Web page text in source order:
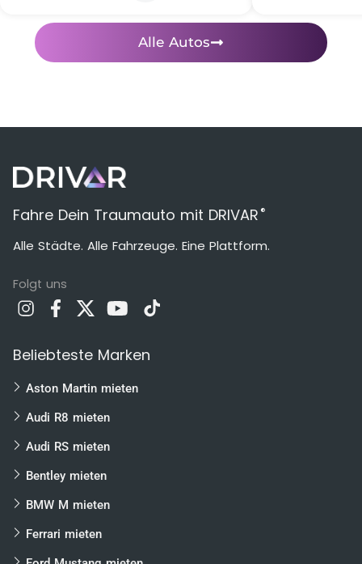
Alle Autos
Fahre Dein Traumauto mit DRIVAR ®
Alle Städte. Alle Fahrzeuge. Eine Plattform.
Folgt uns
Beliebteste Marken
Aston Martin mieten
Audi R8 mieten
Audi RS mieten
Bentley mieten
BMW M mieten
Ferrari mieten